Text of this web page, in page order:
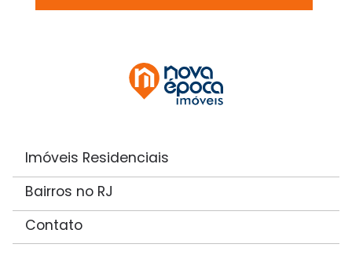
Imóveis Residenciais
Bairros no RJ
Contato